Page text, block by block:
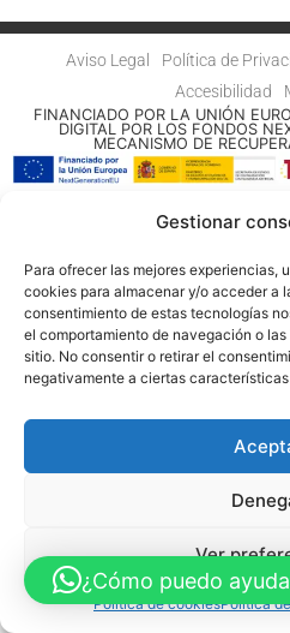
Gestionar
Para ofrecer las mejores experiencias,
cookies para almacenar y/o acceder a
consentimiento de estas tecnologías
el comportamiento de navegación o
sitio. No consentir o retirar el
negativamente a ciertas
Ver
Política de cookiesPolítica
Aviso Legal Política de
Accesibilidad
FINANCIADO POR LA UNIÓN
DIGITAL POR LOS FONDOS
MECANISMO DE
¿Cómo puedo